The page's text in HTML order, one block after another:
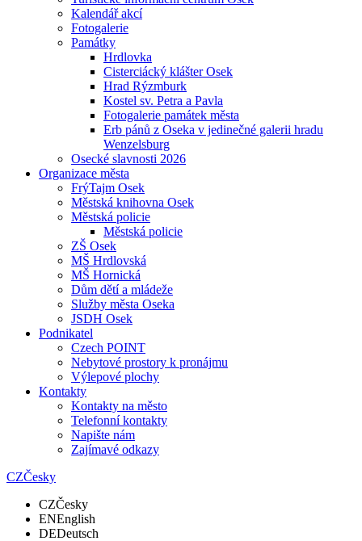
Kalendář akcí
Fotogalerie
Památky
Hrdlovka
Cisterciácký klášter Osek
Hrad Rýzmburk
Kostel sv. Petra a Pavla
Fotogalerie památek města
Erb pánů z Oseka v jedinečné galerii hradu
Wenzelsburg
Osecké slavnosti 2026
Organizace města
FrýTajm Osek
Městská knihovna Osek
Městská policie
Městská policie
ZŠ Osek
MŠ Hrdlovská
MŠ Hornická
Dům dětí a mládeže
Služby města Oseka
JSDH Osek
Podnikatel
Czech POINT
Nebytové prostory k pronájmu
Výlepové plochy
Kontakty
Kontakty na město
Telefonní kontakty
Napište nám
Zajímavé odkazy
CZČesky
CZČesky
ENEnglish
DEDeutsch